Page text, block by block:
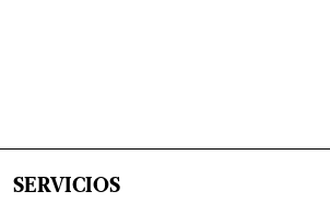
SERVICIOS